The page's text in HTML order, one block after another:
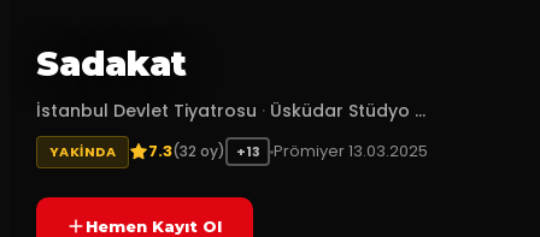
Sadakat
İstanbul Devlet Tiyatrosu · Üsküdar Stüdyo ...
YAKINDA 7.3(32 oy) +13 Prömiyer13.03.2025
Hemen Kayıt Ol